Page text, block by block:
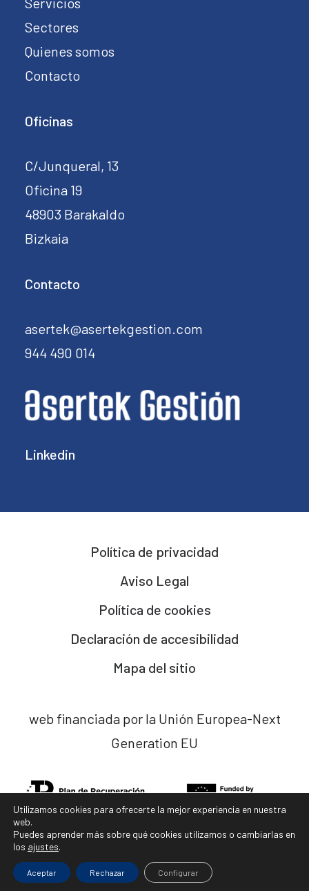
Linkedin
Sectores
Quienes somos
Contacto
Oficinas
C/Junqueral, 13
Oficina 19
48903 Barakaldo
Bizkaia
Contacto
asertek@asertekgestion.com
944 490 014
Política de privacidad
Aviso Legal
Política de cookies
Declaración de accesibilidad
Mapa del sitio
web financiada por la Unión Europea-Next
Generation EU
diseño web xladocena.com
Utilizamos cookies para ofrecerte la mejor experiencia en nuestra
web.
Puedes aprender más sobre qué cookies utilizamos o cambiarlas en
los ajustes.
Aceptar Rechazar Configurar